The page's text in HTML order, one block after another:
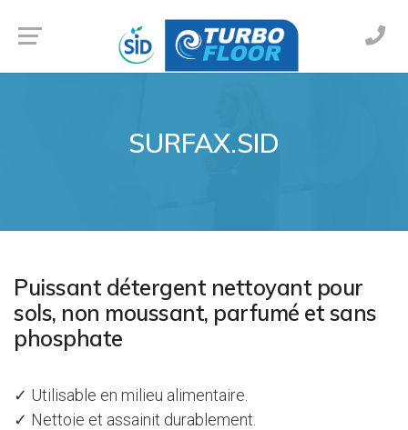
SURFAX.SID
Puissant détergent nettoyant pour
sols, non moussant, parfumé et sans
phosphate
✓ Utilisable en milieu alimentaire.
✓ Nettoie et assainit durablement.